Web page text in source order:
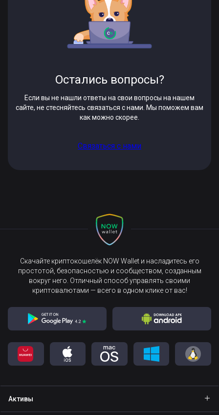
Остались вопросы?
Если вы не нашли ответы на свои вопросы на нашем
сайте, не стесняйтесь связаться с нами. Мы поможем вам
как можно скорее.
Связаться с нами
Скачайте криптокошелёк NOW Wallet и насладитесь его
простотой, безопасностью и сообществом, созданным
вокруг него. Отличный способ управлять своими
криптовалютами — всего в одном клике от вас!
Активы